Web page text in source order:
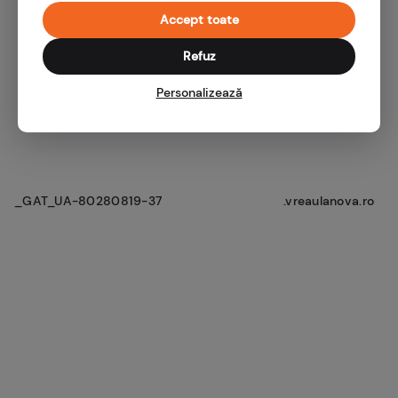
_GAT_UA-80280819-37 .vreaulanova.ro
Accept toate
Refuz
Personalizează